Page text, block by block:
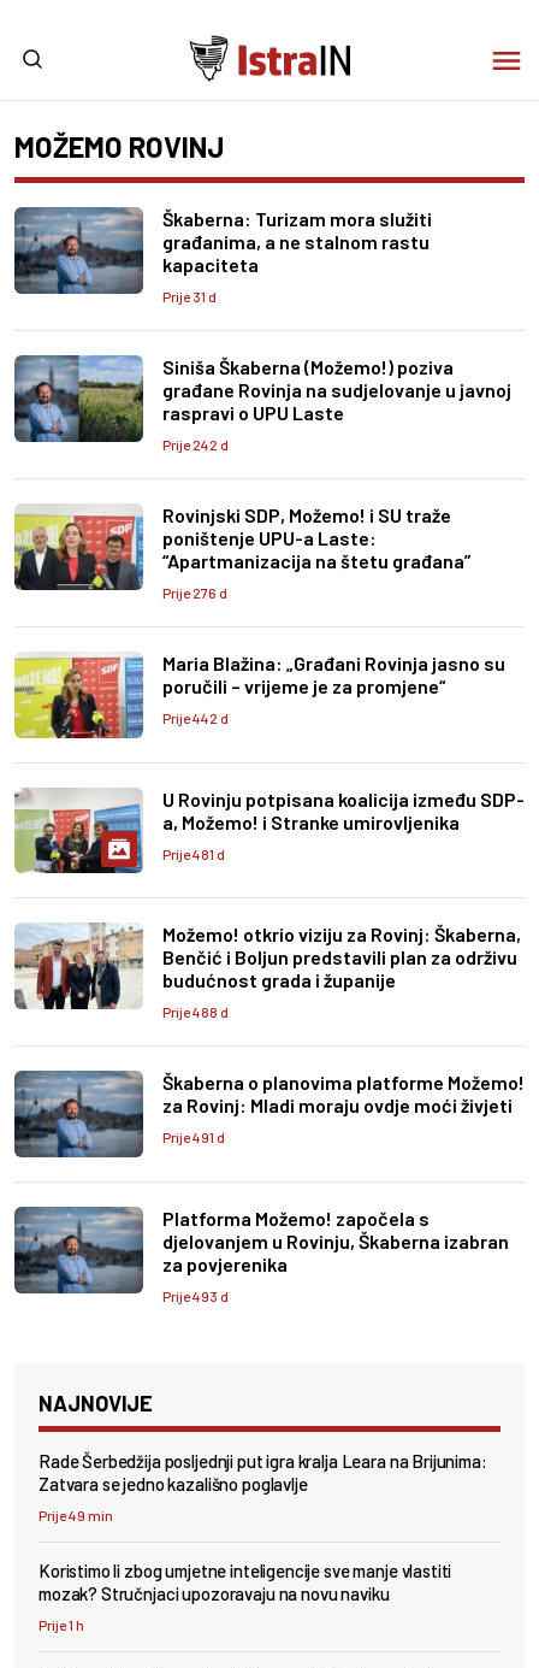
MOŽEMO ROVINJ
Škaberna: Turizam mora služiti
građanima, a ne stalnom rastu
kapaciteta
Prije 31 d
Siniša Škaberna (Možemo!) poziva
građane Rovinja na sudjelovanje u javnoj
raspravi o UPU Laste
Prije 242 d
Rovinjski SDP, Možemo! i SU traže
poništenje UPU-a Laste:
“Apartmanizacija na štetu građana”
Prije 276 d
Maria Blažina: „Građani Rovinja jasno su
poručili – vrijeme je za promjene“
Prije 442 d
U Rovinju potpisana koalicija između SDP-
a, Možemo! i Stranke umirovljenika
Prije 481 d
Možemo! otkrio viziju za Rovinj: Škaberna,
Benčić i Boljun predstavili plan za održivu
budućnost grada i županije
Prije 488 d
Škaberna o planovima platforme Možemo!
za Rovinj: Mladi moraju ovdje moći živjeti
Prije 491 d
Platforma Možemo! započela s
djelovanjem u Rovinju, Škaberna izabran
za povjerenika
Prije 493 d
NAJNOVIJE
Rade Šerbedžija posljednji put igra kralja Leara na Brijunima:
Zatvara se jedno kazališno poglavlje
Prije 49 min
Koristimo li zbog umjetne inteligencije sve manje vlastiti
mozak? Stručnjaci upozoravaju na novu naviku
Prije 1 h